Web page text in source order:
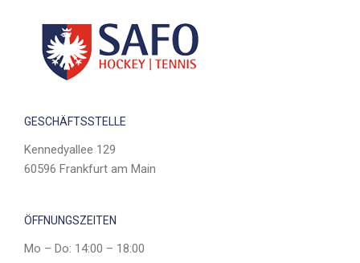
GESCHÄFTSSTELLE
Kennedyallee 129
60596 Frankfurt am Main
ÖFFNUNGSZEITEN
Mo – Do: 14:00 – 18:00